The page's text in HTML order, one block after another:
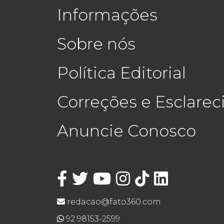
Informações
Sobre nós
Política Editorial
Correções e
Anuncie Conosco
redacao@fato360.com
92 98153-2599